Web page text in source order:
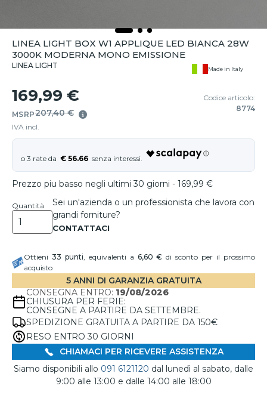
LINEA LIGHT BOX W1 APPLIQUE LED BIANCA 28W
3000K MODERNA MONO EMISSIONE
LINEA LIGHT Made in Italy
169,99 €
MSRP207,40 €
IVA incl.
Codice articolo:
8774
€ 56.66
Prezzo piu basso negli ultimi 30 giorni - 169,99 €
Quantità
Sei un'azienda o un professionista che lavora con
grandi forniture?
Ottieni 33 punti, equivalenti a 6,60 € di sconto per il prossimo
acquisto
5 ANNI DI GARANZIA GRATUITA
CONSEGNA ENTRO: 19/08/2026
CHIUSURA PER FERIE:
CONSEGNE A PARTIRE DA SETTEMBRE.
SPEDIZIONE GRATUITA A PARTIRE DA 150€
RESO ENTRO 30 GIORNI
CHIAMACI PER RICEVERE ASSISTENZA
Siamo disponibili allo 091 6121120 dal lunedì al sabato, dalle
9:00 alle 13:00 e dalle 14:00 alle 18:00